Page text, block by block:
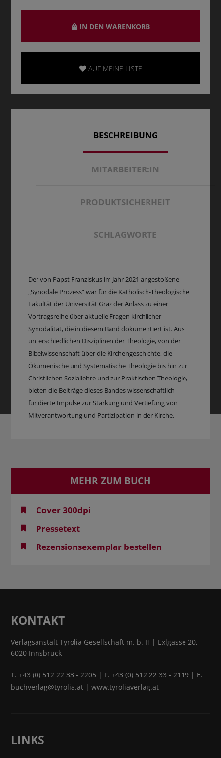
IN DEN WARENKORB
AUF MEINE LISTE
BESCHREIBUNG
MITARBEITER:IN
PRODUKTSICHERHEIT
SCHLAGWORTE
Der von Papst Franziskus im Jahr 2021 angestoßene
„Synodale Prozess“ war für die Katholisch-Theologische
Fakultät der Universität Graz der Anlass zu einer
Vortragsreihe über aktuelle Fragen kirchlicher
Synodalität, die in diesem Band dokumentiert ist. Aus
unterschiedlichen Disziplinen der Theologie, von der
Bibelwissenschaft über die Kirchengeschichte, die
Ökumenische und Systematische Theologie bis hin zur
Christlichen Soziallehre und zur Praktischen Theologie,
bieten die Beiträge dieses Bandes wissenschaftlich
fundierte Impulse zur Stärkung und Vertiefung von
Mitverantwortung und Partizipation in der Kirche.
MEHR ZUM BUCH
Cover 300dpi
Pressetext
Rezensionsexemplar bestellen
KONTAKT
Verlagsanstalt Tyrolia Gesellschaft m. b. H | Exlgasse 20,
6020 Innsbruck
T:+43 (0) 512 22 33 - 2205 | F: +43 (0) 512 22 33 - 2119 | E:
buchverlag@tyrolia.at |www.tyroliaverlag.at
LINKS